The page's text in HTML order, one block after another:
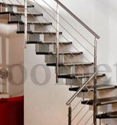
cũng góp phần đem
mỗi gia đình. Hãy tham
cho nhà có không gian
nhất cho không gian